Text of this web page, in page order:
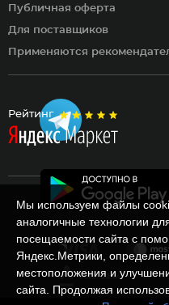
Рейтинг
Публичная оферта
Для поставщиков
Применяются
Мы используем файлы
аналогичные технологии
посещаемости сайта с
Яндекс.Метрики,
местоположения и
сайта. Продолжая